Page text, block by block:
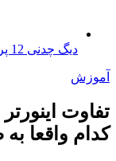
دیگ چدنی 12 پره MI3 مدل Hyper-12
آموزش
تفاوت
کدام واقعا